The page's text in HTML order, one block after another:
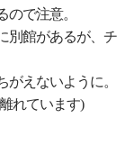
で注意。
別館があるが、チ
がえないように。
れています)